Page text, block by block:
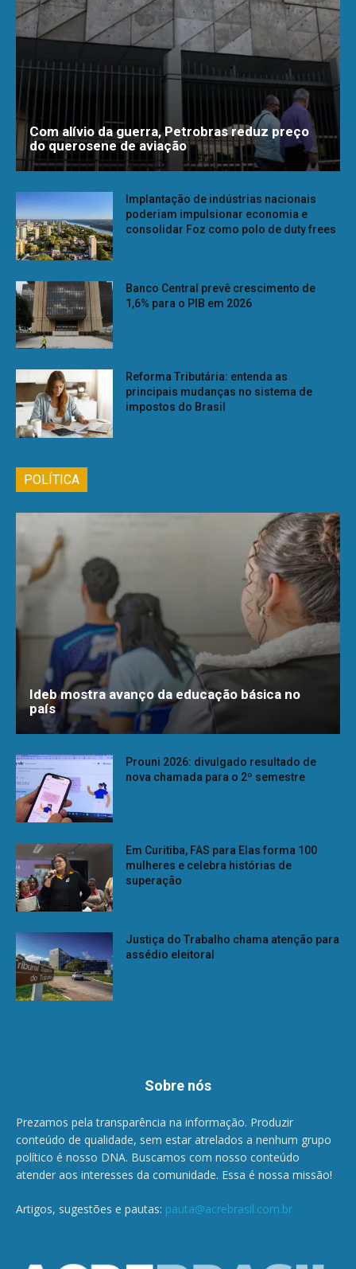
Com alívio da guerra, Petrobras reduz preço
do querosene de aviação
Implantação de indústrias nacionais
poderiam impulsionar economia e
consolidar Foz como polo de duty frees
Banco Central prevê crescimento de
1,6% para o PIB em 2026
Reforma Tributária: entenda as
principais mudanças no sistema de
impostos do Brasil
POLÍTICA
Ideb mostra avanço da educação básica no
país
Prouni 2026: divulgado resultado de
nova chamada para o 2º semestre
Em Curitiba, FAS para Elas forma 100
mulheres e celebra histórias de
superação
Justiça do Trabalho chama atenção para
assédio eleitoral
Sobre nós
Prezamos pela transparência na informação. Produzir
conteúdo de qualidade, sem estar atrelados a nenhum grupo
político é nosso DNA. Buscamos com nosso conteúdo
atender aos interesses da comunidade. Essa é nossa missão!
Artigos, sugestões e pautas: pauta@acrebrasil.com.br